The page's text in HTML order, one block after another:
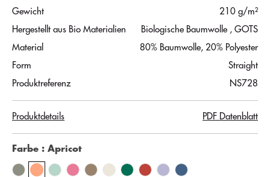
Gewicht
210 g/m²
Hergestellt aus Bio Materialien
Biologische Baumwolle , GOTS
Material
80% Baumwolle, 20% Polyester
Form
Straight
Produktreferenz
NS728
Produktdetails PDF Datenblatt
Farbe : Apricot